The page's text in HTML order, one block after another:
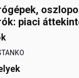
piaci